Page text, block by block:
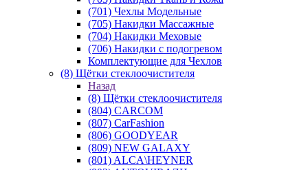
(701) Чехлы Модельные
(705) Накидки Массажные
(704) Накидки Меховые
(706) Накидки с подогревом
Комплектующие для Чехлов
(8) Щётки стеклоочистителя
Назад
(8) Щётки стеклоочистителя
(804) CARCOM
(807) CarFashion
(806) GOODYEAR
(809) NEW GALAXY
(801) ALCA\HEYNER